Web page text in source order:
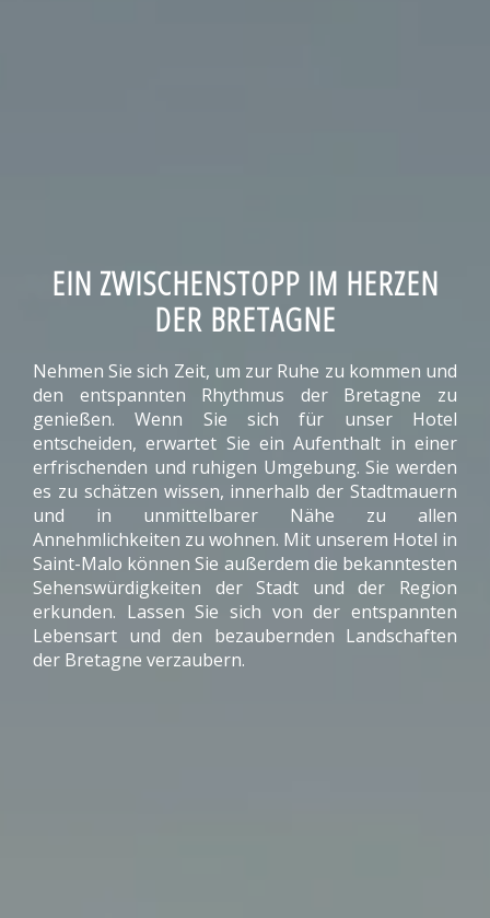
EIN ZWISCHENSTOPP IM HERZEN
DER BRETAGNE
Nehmen Sie sich Zeit, um zur Ruhe zu kommen und
den entspannten Rhythmus der Bretagne zu
genießen. Wenn Sie sich für unser Hotel
entscheiden, erwartet Sie ein Aufenthalt in einer
erfrischenden und ruhigen Umgebung. Sie werden
es zu schätzen wissen, innerhalb der Stadtmauern
und in unmittelbarer Nähe zu allen
Annehmlichkeiten zu wohnen. Mit unserem Hotel in
Saint-Malo können Sie außerdem die bekanntesten
Sehenswürdigkeiten der Stadt und der Region
erkunden. Lassen Sie sich von der entspannten
Lebensart und den bezaubernden Landschaften
der Bretagne verzaubern.